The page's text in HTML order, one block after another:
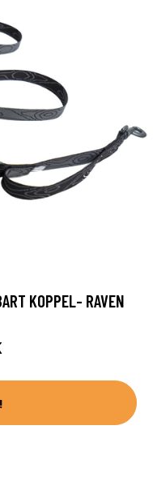
KOPPEL- RAVEN